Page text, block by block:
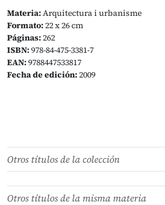
Materia:Arquitectura i urbanisme
Formato:22 x 26 cm
Páginas:262
ISBN:978-84-475-3381-7
EAN:9788447533817
Fecha de edición:2009
Otros títulos de la colección
Otros títulos de la misma materia